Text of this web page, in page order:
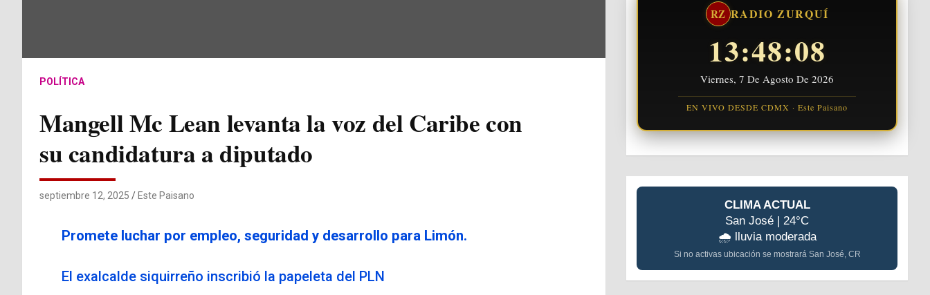
POLÍTICA
Mangell Mc Lean levanta la voz del Caribe con
su candidatura a diputado
septiembre 12, 2025 Este Paisano
Promete luchar por empleo, seguridad y desarrollo para Limón.
El exalcalde siquirreño inscribió la papeleta del PLN
RZ RADIO ZURQUÍ
13:48:09
Viernes, 7 De Agosto De 2026
EN VIVO DESDE CDMX · Este Paisano
CLIMA ACTUAL
San José | 24°C
🌧️ lluvia moderada
Si no activas ubicación se mostrará San José, CR